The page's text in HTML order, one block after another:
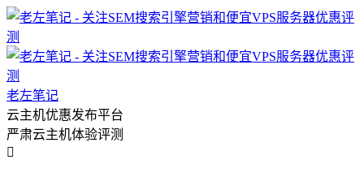
老左笔记
云主机优惠发布平台
严肃云主机体验评测
